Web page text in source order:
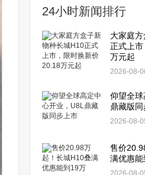
24小时新闻排行
大家庭
正式上
万元起
2026-08-
仰望全球
鼎藏版
2026-08-
售价
满优惠
2026-08-